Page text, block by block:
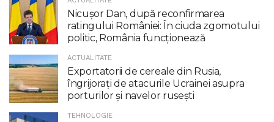
Nicuşor Dan, după reconfirmarea
ratingului României: În ciuda zgomotului
politic, România funcţionează
ACTUALITATE
Exportatorii de cereale din Rusia,
îngrijorați de atacurile Ucrainei asupra
porturilor și navelor rusești
TEHNOLOGIE